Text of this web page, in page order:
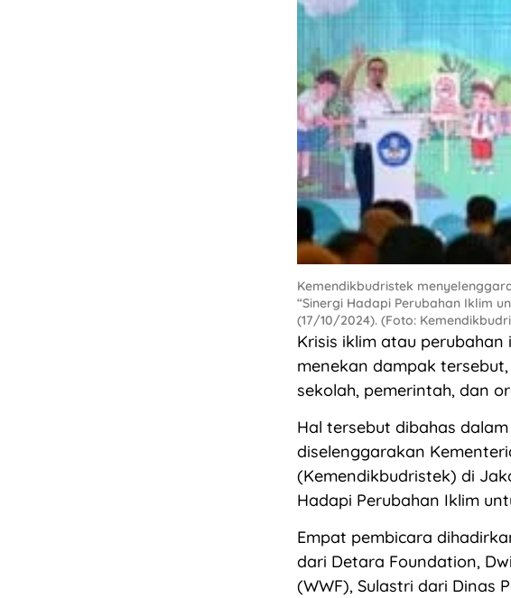
Kemendikbudristek
“Sinergi Hadapi Perubahan Iklim
(17/10/2024). (Foto:
Krisis iklim atau
menekan dampak
sekolah, pemerintah, dan
Hal tersebut dibahas
diselenggarakan
(Kemendikbudristek) di
Hadapi Perubahan Iklim
Empat pembicara
dari Detara Foundation,
(WWF), Sulastri dari Dinas